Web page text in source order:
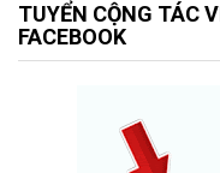
TUYỂN CỘNG TÁC
FACEBOOK